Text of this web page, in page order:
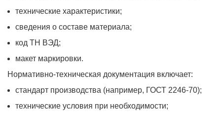
технические характеристики;
сведения о составе материала;
код ТН ВЭД;
макет маркировки.
Нормативно-техническая документация включает:
стандарт производства (например, ГОСТ 2246-70);
технические условия при необходимости;